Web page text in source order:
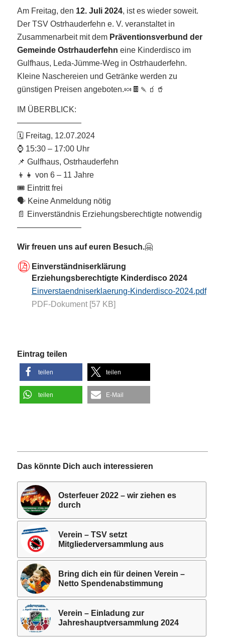
Am Freitag, den 12. Juli 2024, ist es wieder soweit.
Der TSV Ostrhauderfehn e. V. veranstaltet in
Zusammenarbeit mit dem Präventionsverbund der
Gemeinde Ostrhauderfehn eine Kinderdisco im
Gulfhaus, Leda-Jümme-Weg in Ostrhauderfehn.
Kleine Naschereien und Getränke werden zu
günstigen Preisen angeboten.🍬🍫🍡🧃🥤
IM ÜBERBLICK:
————————
🗓️ Freitag, 12.07.2024
⌚️ 15:30 – 17:00 Uhr
📌 Gulfhaus, Ostrhauderfehn
👦👧 von 6 – 11 Jahre
🎟️ Eintritt frei
🗣️ Keine Anmeldung nötig
📄 Einverständnis Erziehungsberechtigte notwendig
————————
Wir freuen uns auf euren Besuch.🤗
Einverständniserklärung
Erziehungsberechtigte Kinderdisco 2024
Einverstaendniserklaerung-Kinderdisco-2024.pdf
PDF-Dokument [57 KB]
Eintrag teilen
teilen teilen
teilen E-Mail
Das könnte Dich auch interessieren
Osterfeuer 2022 – wir ziehen es
durch
Verein – TSV setzt
Mitgliederversammlung aus
Bring dich ein für deinen Verein –
Netto Spendenabstimmung
Verein – Einladung zur
Jahreshauptversammlung 2024